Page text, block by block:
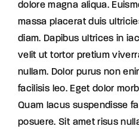
dolore magna aliqua.
massa placerat duis
diam. Dapibus ultrices in
velit ut tortor pretium
nullam. Dolor purus non
facilisis leo. Eget dolor
Quam lacus suspendisse
posuere. Sit amet risus